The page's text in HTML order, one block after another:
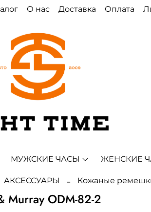
О нас Доставка Оплата
МУЖСКИЕ ЧАСЫ ЖЕНСКИЕ
АКСЕССУАРЫ Кожаные
Murray ODM-82-2